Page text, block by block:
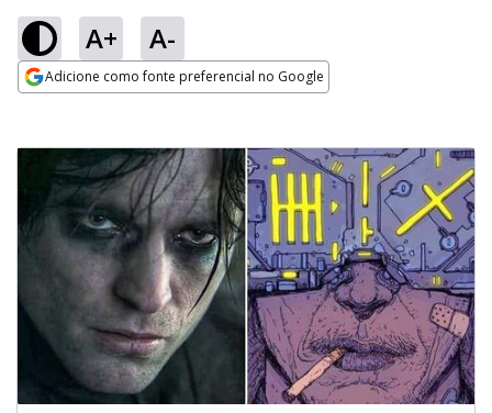
A+ A-
Adicione como fonte preferencial no Google